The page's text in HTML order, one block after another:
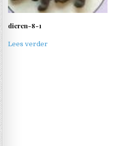
dieren-8-1
Lees verder